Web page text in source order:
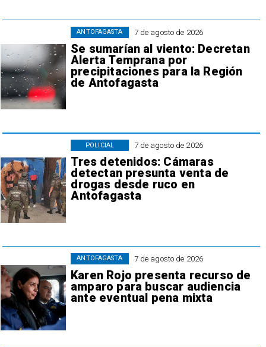
7 de agosto de 2026
Se sumarían al viento: Decretan
Alerta Temprana por
precipitaciones para la Región
de Antofagasta
ANTOFAGASTA
7 de agosto de 2026
Tres detenidos: Cámaras
detectan presunta venta de
drogas desde ruco en
Antofagasta
POLICIAL
7 de agosto de 2026
Karen Rojo presenta recurso de
amparo para buscar audiencia
ante eventual pena mixta
ANTOFAGASTA